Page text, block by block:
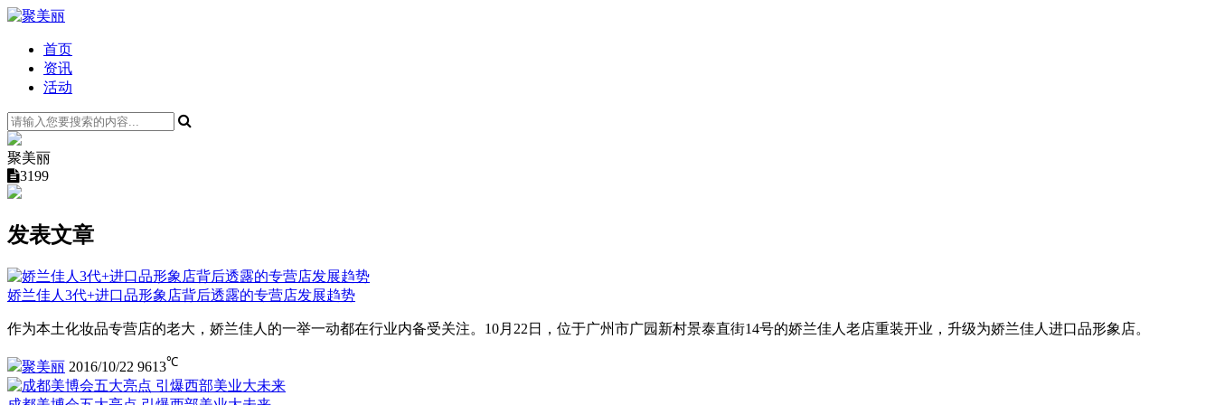
首页
资讯
活动
聚美丽
3199
发表文章
娇兰佳人3代+进口品形象店背后透露的专营店发展趋势
作为本土化妆品专营店的老大，娇兰佳人的一举一动都在行业内备受关注。10月22日，位于广州市广园新村景泰直街14号的娇兰佳人老店重装开业，升级为娇兰佳人进口品形象店。
聚美丽 2016/10/22 9613℃